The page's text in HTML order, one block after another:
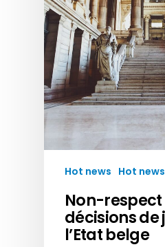
Hot news Hot news
Non-respect
décisions
l’Etat belge